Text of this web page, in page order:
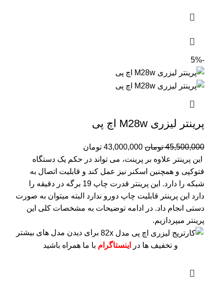
-5%
پرینتر لیزری M28w اچ پی
45,500,000 تومان 43,000,000 تومان
این پرینتر علاوه بر پرینت، می تواند در حکم یک دستگاه
فتوکپی و همچنین اسکنر نیز عمل کند و قابلیت اتصال به
شبکه را دارد.
این پرینتر قدرت چاپ 19 برگه در دقیقه را
دارد این پرینتر قابلیت چاپ دورو ندارد البته میتوان به صورت
دستی انجام داد. در ادامه توضیحات به مشخصات کلی این
پرینتر میپردازیم.
برای دیدن مدل های بیشتر
و تخفیف ها در
اینستاگرام با ما همراه باشید